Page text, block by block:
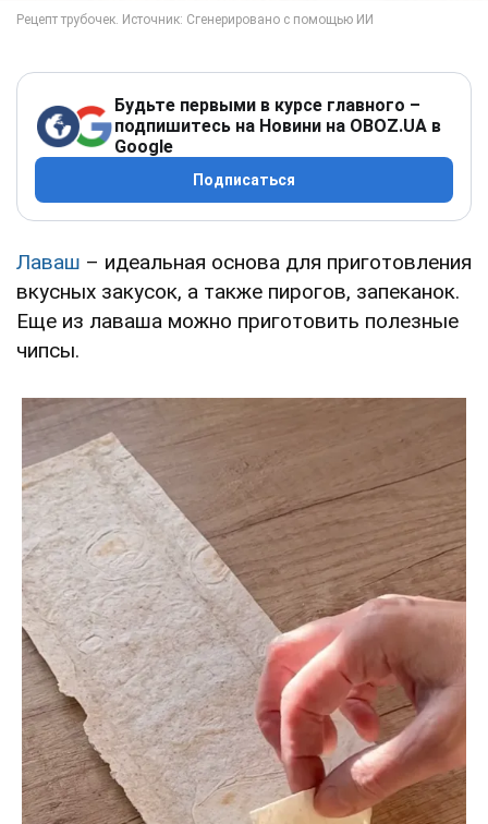
Будьте первыми в курсе главного –
подпишитесь на Новини на OBOZ.UA в
Google
Подписаться
Лаваш – идеальная основа для приготовления
вкусных закусок, а также пирогов, запеканок.
Еще из лаваша можно приготовить полезные
чипсы.